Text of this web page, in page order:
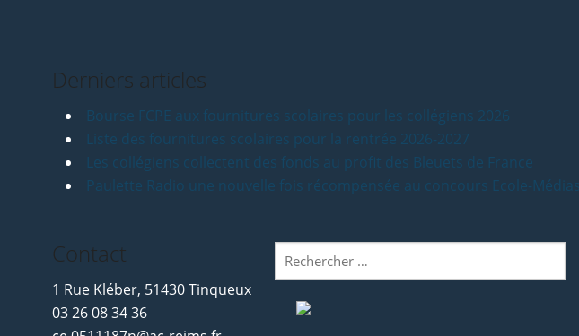
Derniers articles
Bourse FCPE aux fournitures scolaires pour les collégiens 2026
Liste des fournitures scolaires pour la rentrée 2026-2027
Les collégiens collectent des fonds au profit des Bleuets de France
Paulette Radio une nouvelle fois récompensée au concours Ecole-
Contact
1 Rue Kléber, 51430 Tinqueux
03 26 08 34 36
Rechercher
: